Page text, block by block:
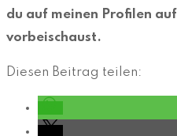
du auf meinen Profilen auf
vorbeischaust.
Diesen Beitrag teilen: